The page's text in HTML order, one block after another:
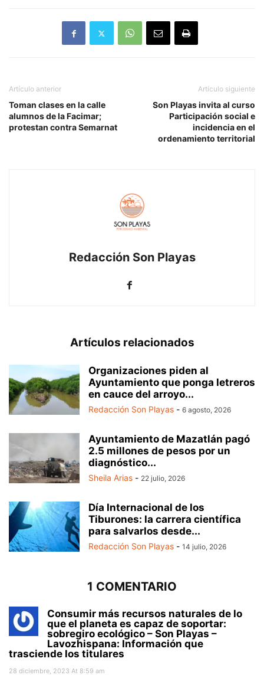
Artículo anterior
Toman clases en la calle
alumnos de la Facimar;
protestan contra Semarnat
Artículo siguiente
Son Playas invita al curso
Participación social e
incidencia en el
ordenamiento territorial
Redacción Son Playas
Artículos relacionados
Organizaciones piden al
Ayuntamiento que ponga letreros
en cauce del arroyo...
Redacción Son Playas - 6 agosto, 2026
Ayuntamiento de Mazatlán pagó
2.5 millones de pesos por un
diagnóstico...
Sheila Arias - 22 julio, 2026
Día Internacional de los
Tiburones: la carrera científica
para salvarlos desde...
Redacción Son Playas - 14 julio, 2026
1 COMENTARIO
Consumir más recursos naturales de lo
que el planeta es capaz de soportar:
sobregiro ecológico – Son Playas –
Lavozhispana: Información que
trasciende los titulares
28 diciembre, 2023 At 8:59 am